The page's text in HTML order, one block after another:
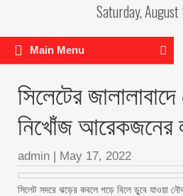
Saturday,
Main Menu
সিলেটের
নিখোঁজ আরেকজনের
admin | May 17, 2022
সিলেট সদরে ঝড়ের কবলে পড়ে বিলে ডু্বে যাওয়া